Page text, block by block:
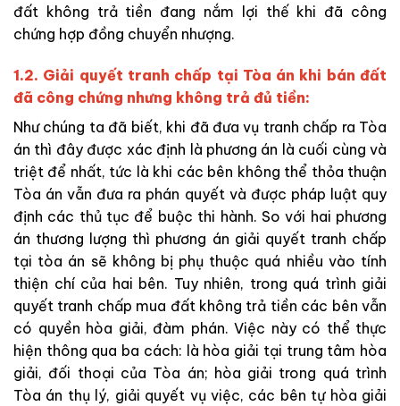
đất không trả tiền đang nắm lợi thế khi đã công
chứng hợp đồng chuyển nhượng.
1.2. Giải quyết tranh chấp tại Tòa án khi bán đất
đã công chứng nhưng không trả đủ tiền:
Như chúng ta đã biết, khi đã đưa vụ tranh chấp ra Tòa
án thì đây được xác định là phương án là cuối cùng và
triệt để nhất, tức là khi các bên không thể thỏa thuận
Tòa án vẫn đưa ra phán quyết và được pháp luật quy
định các thủ tục để buộc thi hành. So với hai phương
án thương lượng thì phương án giải quyết tranh chấp
tại tòa án sẽ không bị phụ thuộc quá nhiều vào tính
thiện chí của hai bên. Tuy nhiên, trong quá trình giải
quyết tranh chấp mua đất không trả tiền các bên vẫn
có quyền hòa giải, đàm phán. Việc này có thể thực
hiện thông qua ba cách: là hòa giải tại trung tâm hòa
giải, đối thoại của Tòa án; hòa giải trong quá trình
Tòa án thụ lý, giải quyết vụ việc, các bên tự hòa giải